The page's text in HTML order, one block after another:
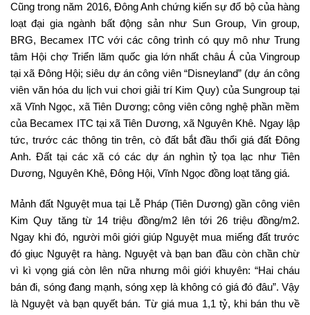
Cũng trong năm 2016, Đông Anh chứng kiến sự đổ bộ của hàng
loạt đại gia ngành bất động sản như Sun Group, Vin group,
BRG, Becamex ITC với các công trình có quy mô như Trung
tâm Hội chợ Triển lãm quốc gia lớn nhất châu Á của Vingroup
tại xã Đông Hội; siêu dự án công viên “Disneyland” (dự án công
viên văn hóa du lịch vui chơi giải trí Kim Quy) của Sungroup tại
xã Vĩnh Ngọc, xã Tiên Dương; công viên công nghệ phần mềm
của Becamex ITC tại xã Tiên Dương, xã Nguyên Khê. Ngay lập
tức, trước các thông tin trên, cò đất bắt đầu thổi giá đất Đông
Anh. Đất tại các xã có các dự án nghìn tỷ tọa lạc như Tiên
Dương, Nguyên Khê, Đông Hội, Vĩnh Ngọc đồng loạt tăng giá.
Mảnh đất Nguyệt mua tại Lễ Pháp (Tiên Dương) gần công viên
Kim Quy tăng từ 14 triệu đồng/m2 lên tới 26 triệu đồng/m2.
Ngay khi đó, người môi giới giúp Nguyệt mua miếng đất trước
đó giục Nguyệt ra hàng. Nguyệt và bạn ban đầu còn chần chừ
vì kì vọng giá còn lên nữa nhưng môi giới khuyên: “Hai cháu
bán đi, sóng đang mạnh, sóng xẹp là không có giá đó đâu”. Vậy
là Nguyệt và bạn quyết bán. Từ giá mua 1,1 tỷ, khi bán thu về